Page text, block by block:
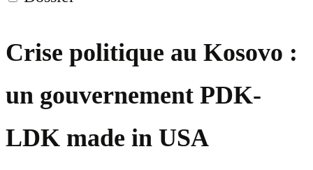
Crise politique au Kosovo :
un gouvernement PDK-
LDK made in USA